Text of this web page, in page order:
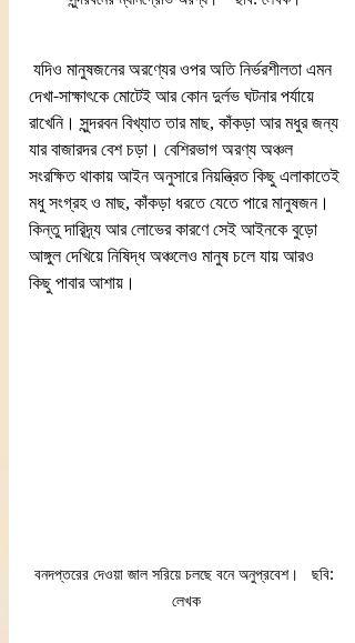
দেখা-সাক্ষাৎকে মোটেই আর কোন দুর্লভ ঘটনার পর্যায়ে
রাখেনি। সুন্দরবন বিখ্যাত তার মাছ, কাঁকড়া আর মধুর জন্য
যার বাজারদর বেশ চড়া। বেশিরভাগ অরণ্য অঞ্চল
সংরক্ষিত থাকায় আইন অনুসারে নিয়ন্ত্রিত কিছু এলাকাতেই
মধু সংগ্রহ ও মাছ, কাঁকড়া ধরতে যেতে পারে মানুষজন।
কিন্তু দারিদ্র্য আর লোভের কারণে সেই আইনকে বুড়ো
আঙ্গুল দেখিয়ে নিষিদ্ধ অঞ্চলেও মানুষ চলে যায় আরও
কিছু পাবার আশায়।
বনদপ্তরের দেওয়া জাল সরিয়ে চলছে বনে অনুপ্রবেশ।   ছবি:
লেখক